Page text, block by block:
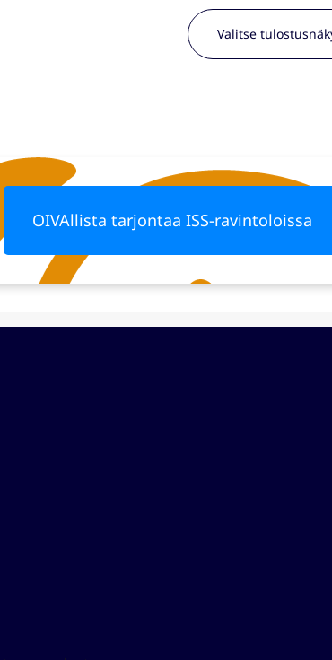
OIVAllista tarjontaa ISS-ravintoloissa